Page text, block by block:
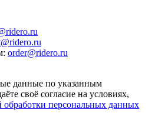
: order@ridero.ru
данные по указанным
своё согласие на условиях,
обработки персональных данных